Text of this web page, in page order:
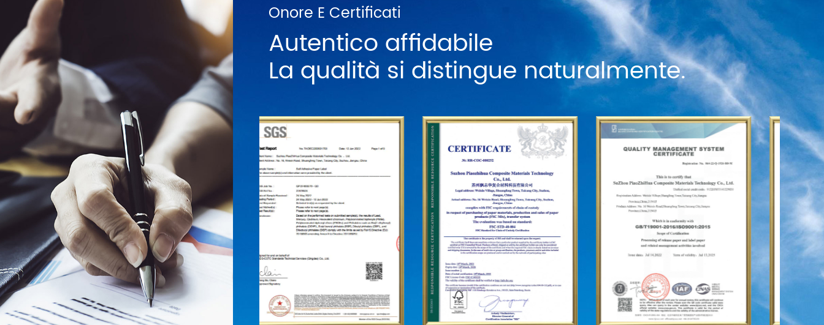
Onore E Certificati
Autentico affidabile
La qualità si distingue naturalmente.